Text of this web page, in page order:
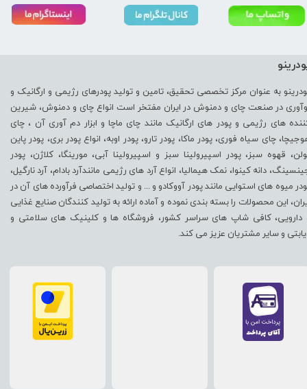
به عنوان مرکز تخصصی تحقیق، تامین و تولید پودرهای رژیمی و ارگانیک و
در صنعت چای و دمنوش در ایران مفتخر است انواع چای و دمنوش، شیرین
های رژیمی و پودر های ارگانیک مانند چای ماچا و ابزار دم آوری آن ، چای
چای سیاه فوری، پودر ماکا، پودر تارو، پودر اوبه، انواع پودر بری، پودر پاین
قهوه سبز، پودر اسپیرولینا سبز و اسپیرولینا آبی، مورینگا، کلاژن، پودر
دانه کینوا، نمک هیمالیا، انواع آرد های رژیمی مانندآرد بادام، آرد نارگیل،
میوه های استوایی مانند پودر آووکادو و ... و تولید اختصاصی فرآورده های آن در
این محصولات را بسته بندی نموده و آماده ارائه به تولید کنندگان صنایع غذایی
دارویی، کافی شاپ های سراسر کشور، فروشگاه ها و کلینیک های سلامتی و
و سایر مشتریان عزیز می کند.